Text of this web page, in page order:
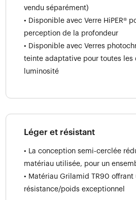
vendu séparément)
• Disponible avec Verre HiPER®
perception de la profondeur
• Disponible avec Verres
teinte adaptative pour toutes les
luminosité
Léger et résistant
• La conception semi-cerclée
matériau utilisée, pour un
• Matériau Grilamid TR90 offrant
résistance/poids exceptionnel